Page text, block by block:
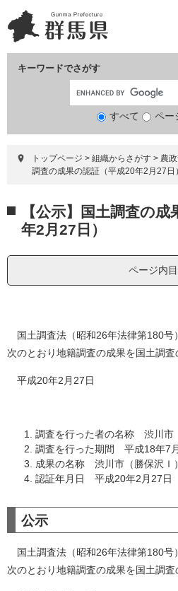
ー
ジ
ニ
ュ
て
キーワードでさがす
検
象
すべて ペー
トップページ > 組織からさがす > 農
調査の成果の認証（平成20年2月27日）
文
【公示】国土調査の
年2月27日）
ページ内
国土調査法（昭和26年法律第180号
次のとおり地籍調査の成果を国土調査
平成20年2月27日
調査を行った者の名称 渋川市
調査を行った期間 平成18年7
成果の名称 渋川市（勝保沢Ｉ
認証年月日 平成20年2月27日
公示
国土調査法（昭和26年法律第180号
次のとおり地籍調査の成果を国土調査